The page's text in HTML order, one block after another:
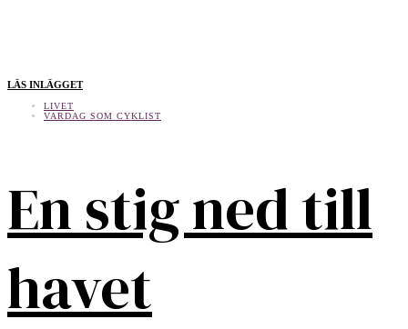
LÄS INLÄGGET
LIVET
VARDAG SOM CYKLIST
En stig ned till
havet